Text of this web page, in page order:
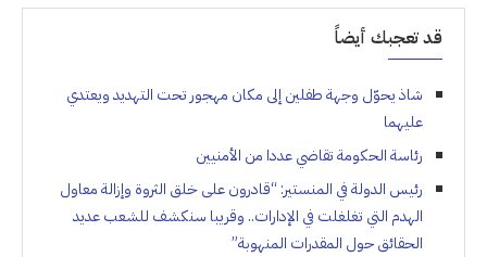
قد تعجبك أيضاً
شاذ يحوّل وجهة طفلين إلى مكان مهجور تحت التهديد ويعتدي
عليهما
رئاسة الحكومة تقاضي عددا من الأمنيين
رئيس الدولة في المنستير: “قادرون على خلق الثروة وإزالة معاول
الهدم التي تغلغلت في الإدارات.. وقريبا سنكشف للشعب عديد
الحقائق حول المقدرات المنهوبة”